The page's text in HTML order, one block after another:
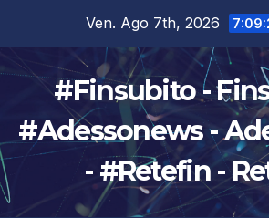
contenuto
Ven. Ago 7th, 2026
#Finsubito -
#Adessonews -
- #Retefin -